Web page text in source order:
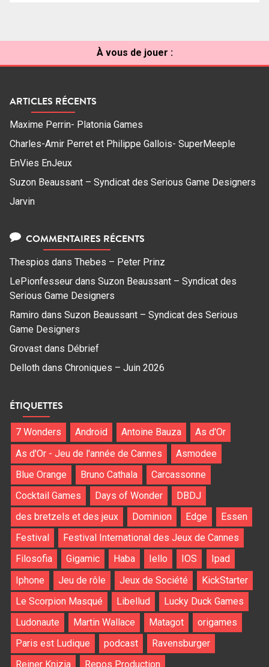
À vous de jouer :
ARTICLES RÉCENTS
Maxime Perrin- Platonia Games
Charles-Amir Perret et Philippe Gallois- SuperMeeple
EnVies EnJeux
Suzon Beaussant – Syndicat des Serious Game Designers
Jarvin
COMMENTAIRES RÉCENTS
Thespios dans Thebes – Peter Prinz
LePionfesseur dans Suzon Beaussant – Syndicat des
Serious Game Designers
Ramiro dans Suzon Beaussant – Syndicat des Serious
Game Designers
Grovast dans Débrief
Delloth dans Chroniques – Juin 2026
ÉTIQUETTES
7 Wonders Android Antoine Bauza
As d'Or
As d'Or - Jeu de l'année de Cannes
Asmodee
Blue Orange
Bruno Cathala
Carcassonne
Cocktail Games
Days of Wonder
DBDJ
des bretzels et des jeux
Dominion Edge
Essen
Festival
Festival International des Jeux de Cannes
Filosofia
Gigamic Haba Iello IOS
Ipad
Iphone
Jeu de rôle Jeux de Société
KickStarter
Le Scorpion Masqué
Libellud
Lucky Duck Games
Ludonaute
Martin Wallace Matagot
origames
Paris est Ludique
podcast
Ravensburger
Reiner Knizia
Repos Production